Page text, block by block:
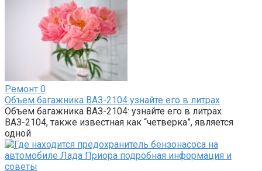
Ремонт 0
Объем багажника ВАЗ-2104 узнайте его в литрах
Объем багажника ВАЗ-2104: узнайте его в литрах
ВАЗ-2104, также известная как “четверка”, является
одной